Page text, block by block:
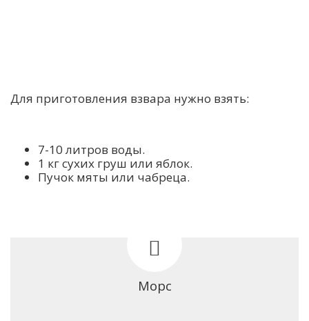
Для приготовления взвара нужно взять:
7-10 литров воды.
1 кг сухих груш или яблок.
Пучок мяты или чабреца.
Морс